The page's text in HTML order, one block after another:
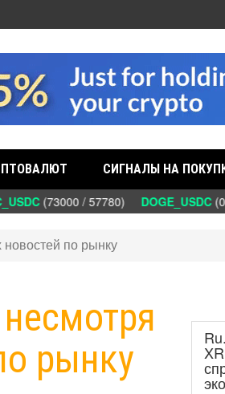
СИГНАЛЫ НА
(73000 / 57780) DOGE_USDC
новостей по рынку
рынку